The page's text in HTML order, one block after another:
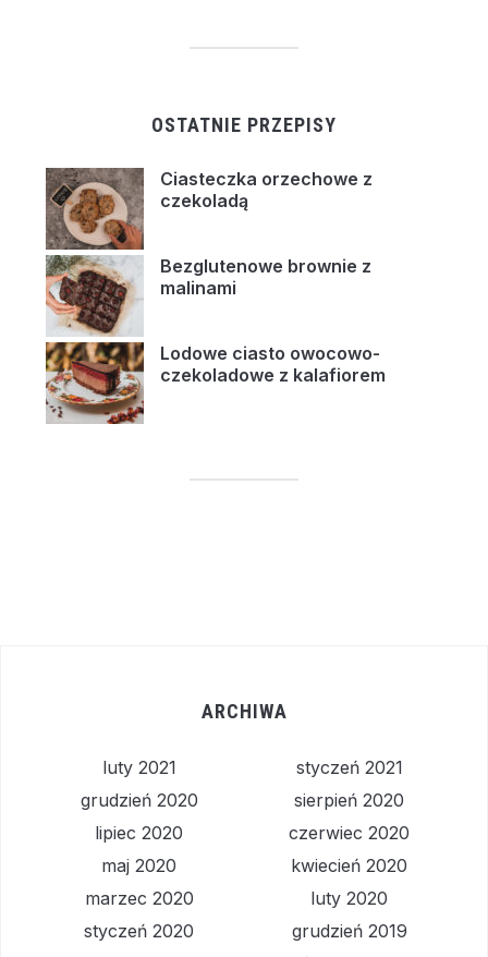
OSTATNIE PRZEPISY
Ciasteczka orzechowe z
czekoladą
Bezglutenowe brownie z
malinami
Lodowe ciasto owocowo-
czekoladowe z kalafiorem
ARCHIWA
luty 2021
styczeń 2021
grudzień 2020
sierpień 2020
lipiec 2020
czerwiec 2020
maj 2020
kwiecień 2020
marzec 2020
luty 2020
styczeń 2020
grudzień 2019